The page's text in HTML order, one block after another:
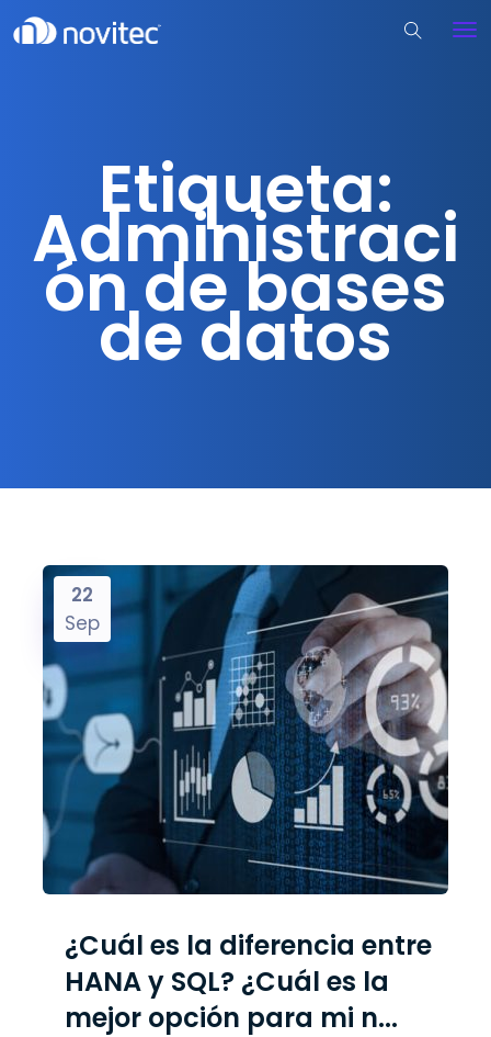
Etiqueta:
Administraci
ón de bases
de datos
22
Sep
¿Cuál es la diferencia entre
HANA y SQL? ¿Cuál es la
mejor opción para mi n...